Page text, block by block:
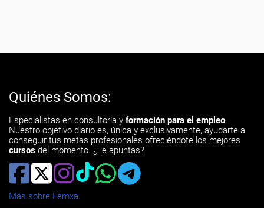
Quiénes Somos:
Especialistas en consultoría y formación para el empleo.
Nuestro objetivo diario es, única y exclusivamente, ayudarte a
conseguir tus metas profesionales ofreciéndote los mejores
cursos del momento. ¿Te apuntas?
Más sobre Femxa